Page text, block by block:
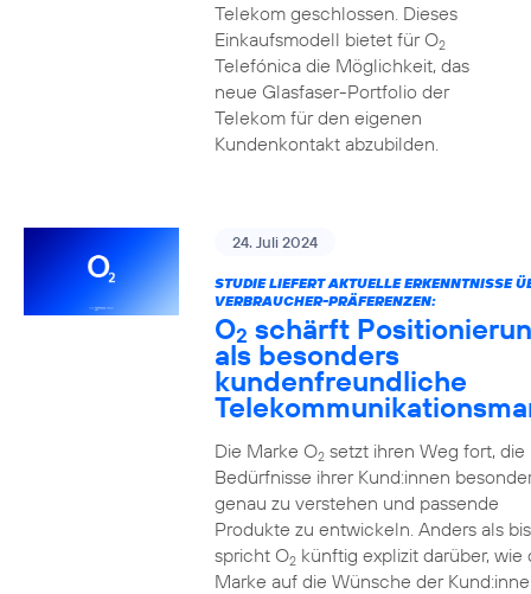
Telekom geschlossen. Dieses
Einkaufsmodell bietet für O2
Telefónica die Möglichkeit, das
neue Glasfaser-Portfolio der
Telekom für den eigenen
Kundenkontakt abzubilden.
24. Juli 2024
STUDIE LIEFERT AKTUELLE ERKENNTNISSE
VERBRAUCHER-PRÄFERENZEN:
O2 schärft
als besonders
kundenfreundliche
Die Marke O2setzt ihren Weg fort, die
Bedürfnisse ihrer Kund:innen
genau zu verstehen und passende
Produkte zu entwickeln. Anders als
spricht O2künftig explizit darüber, wie
Marke auf die Wünsche der